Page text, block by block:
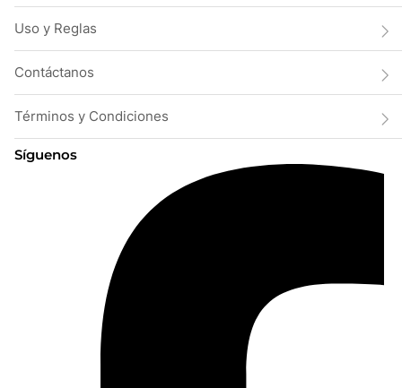
Uso y Reglas
Contáctanos
Términos y Condiciones
Síguenos